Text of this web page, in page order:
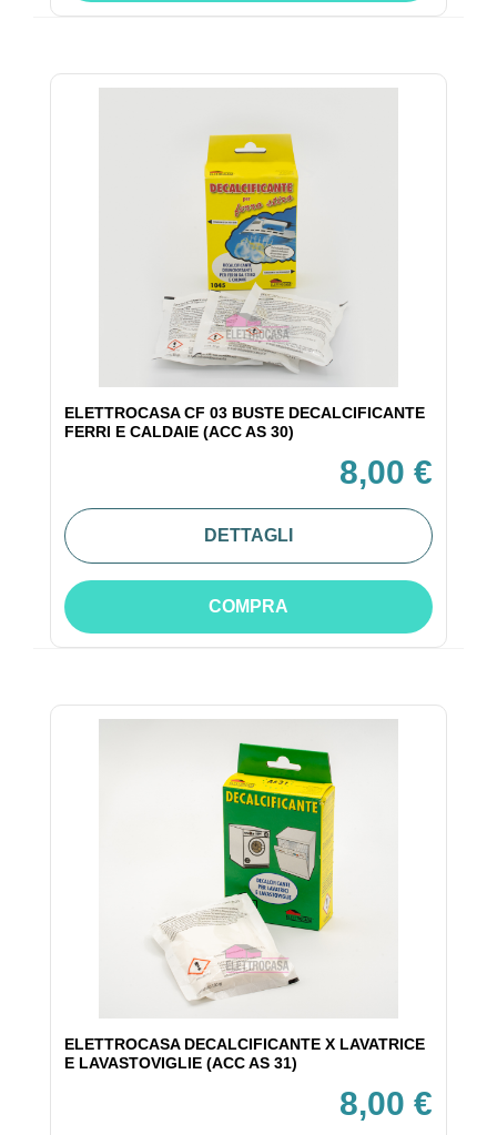
ELETTROCASA CF 03 BUSTE DECALCIFICANTE
FERRI E CALDAIE (ACC AS 30)
8,00 €
DETTAGLI
COMPRA
ELETTROCASA DECALCIFICANTE X LAVATRICE
E LAVASTOVIGLIE (ACC AS 31)
8,00 €